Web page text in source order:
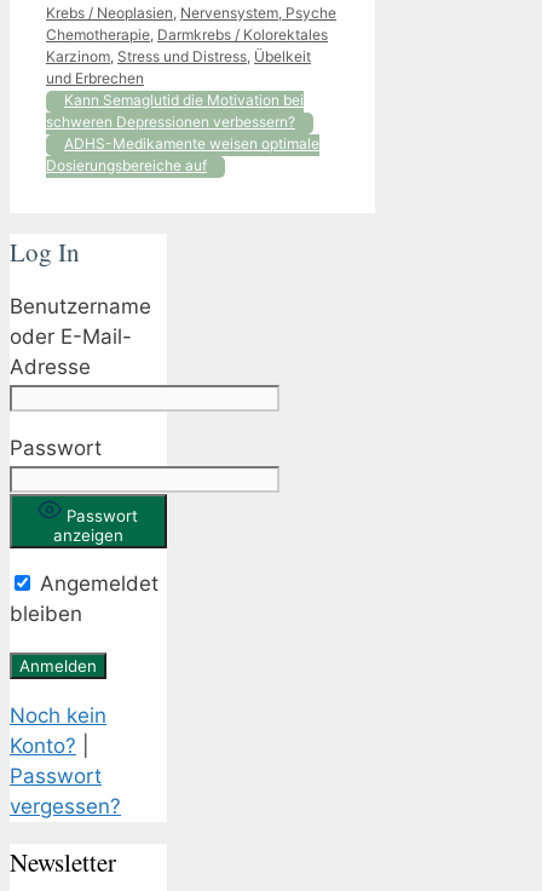
Kategorien
Krebs / Neoplasien Nervensystem, Psyche
Schlagwörter
Chemotherapie Darmkrebs / Kolorektales
Karzinom Stress und Distress Übelkeit
und Erbrechen
Kann Semaglutid die Motivation bei
schweren Depressionen verbessern?
ADHS-Medikamente weisen optimale
Dosierungsbereiche auf
Log In
Benutzername
oder E-Mail-
Adresse
Passwort
Passwort
anzeigen
Angemeldet
bleiben
Noch kein
Konto?
Passwort
vergessen?
Newsletter